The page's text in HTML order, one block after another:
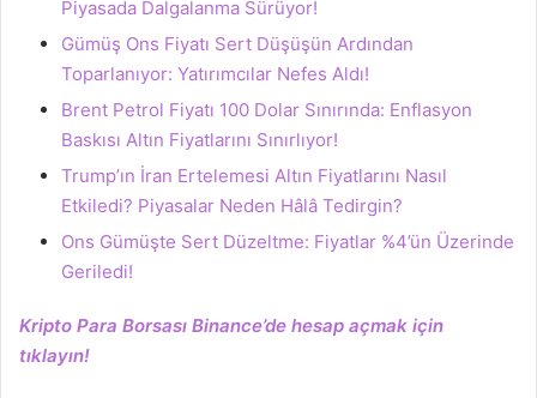
Piyasada Dalgalanma Sürüyor!
Gümüş Ons Fiyatı Sert Düşüşün Ardından
Toparlanıyor: Yatırımcılar Nefes Aldı!
Brent Petrol Fiyatı 100 Dolar Sınırında: Enflasyon
Baskısı Altın Fiyatlarını Sınırlıyor!
Trump’ın İran Ertelemesi Altın Fiyatlarını Nasıl
Etkiledi? Piyasalar Neden Hâlâ Tedirgin?
Ons Gümüşte Sert Düzeltme: Fiyatlar %4’ün Üzerinde
Geriledi!
Kripto Para Borsası Binance’de hesap açmak için
tıklayın!